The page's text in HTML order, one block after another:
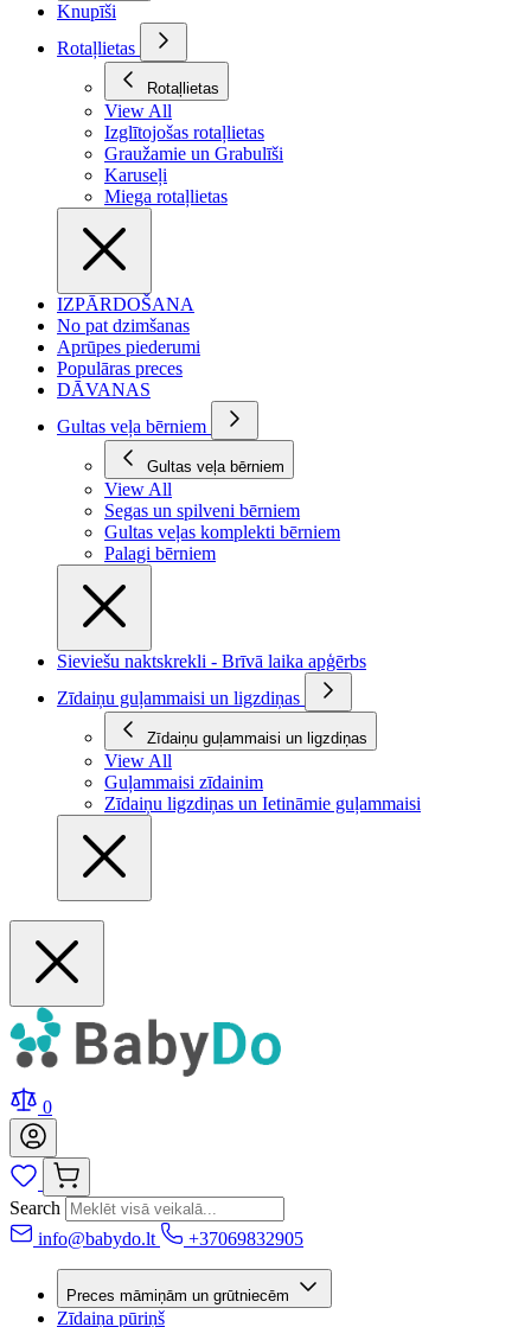
Knupīši
Rotaļlietas
Rotaļlietas
View All
Izglītojošas rotaļlietas
Graužamie un Grabulīši
Karuseļi
Miega rotaļlietas
IZPĀRDOŠANA
No pat dzimšanas
Aprūpes piederumi
Populāras preces
DĀVANAS
Gultas veļa bērniem
Gultas veļa bērniem
View All
Segas un spilveni bērniem
Gultas veļas komplekti bērniem
Palagi bērniem
Sieviešu naktskrekli - Brīvā laika apģērbs
Zīdaiņu guļammaisi un ligzdiņas
Zīdaiņu guļammaisi un ligzdiņas
View All
Guļammaisi zīdainim
Zīdaiņu ligzdiņas un Ietināmie guļammaisi
0
Search
info@babydo.lt
+37069832905
Preces māmiņām un grūtniecēm
Zīdaiņa pūriņš